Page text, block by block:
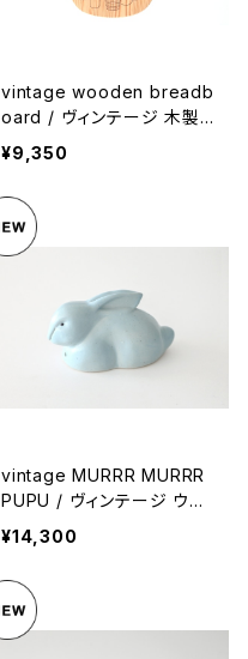
vintage wooden breadb
oard / ヴィンテージ 木製
ブレッドボード
¥9,350
vintage MURRR MURRR
PUPU / ヴィンテージ ウサ
ギの鳥笛
¥14,300